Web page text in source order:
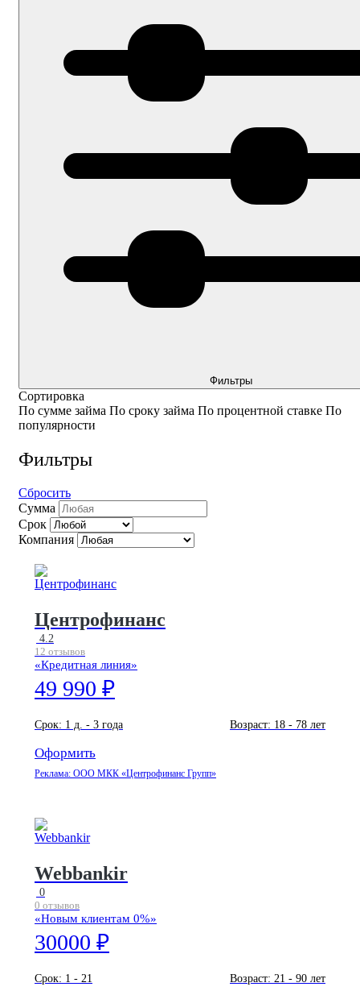
Фильтры
Сортировка
По сумме займа По сроку займа По процентной ставке По
популярности
Фильтры
Сбросить
Сумма
Срок
Компания
Центрофинанс
4.2
12 отзывов
«Кредитная линия»
49 990 ₽
Срок: 1 д. - 3 года Возраст: 18 - 78 лет
Оформить
Реклама: ООО МКК «Центрофинанс Групп»
Webbankir
0
0 отзывов
«Новым клиентам 0%»
30000 ₽
Срок: 1 - 21 Возраст: 21 - 90 лет